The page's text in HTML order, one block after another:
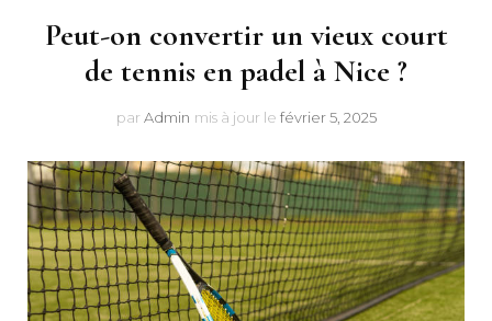
Peut-on convertir un vieux court
de tennis en padel à Nice ?
par Admin mis à jour le février 5, 2025